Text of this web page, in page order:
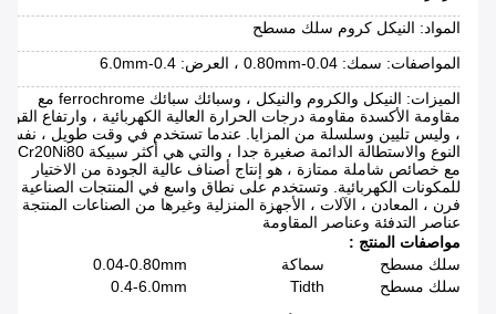
المواد: النيكل كروم سلك مسطح
المواصفات: سمك: 0.04-0.80mm ، العرض: 0.4-6.0mm
الميزات: النيكل والكروم والنيكل ، وسبائك سبائك ferrochrome مع
مقاومة الأكسدة مقاومة درجات الحرارة العالية الكهربائية ، وارتفاع القوة
، وليس تليين وسلسلة من المزايا. عندما تستخدم في وقت طويل ، نفس
النوع والاستطالة الدائمة صغيرة جدا ، والتي هي أكثر سبيكة Cr20Ni80
مع خصائص شاملة ممتازة ، هو إنتاج أصناف عالية الجودة من الاختيار
للمكونات الكهربائية. وتستخدم على نطاق واسع في المنتجات الصناعية
فرن ، المعادن ، الآلات ، الأجهزة المنزلية وغيرها من الصناعات المنتجة
عناصر التدفئة وعناصر المقاومة
مواصفات المنتج :
سلك مسطح
سماكة
0.04-0.80mm
سلك مسطح
Tidth
0.4-6.0mm